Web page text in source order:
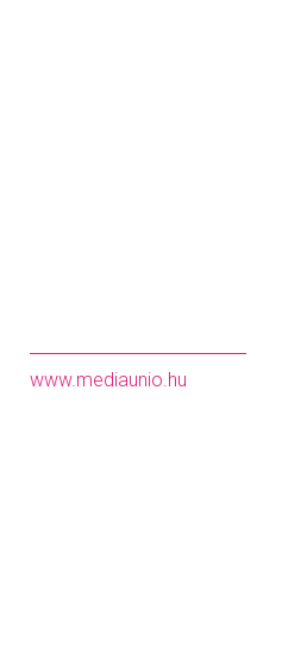
www.mediaunio.hu